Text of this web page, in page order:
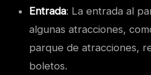
Entrada: La entrada al
algunas atracciones,
parque de atracciones,
boletos.